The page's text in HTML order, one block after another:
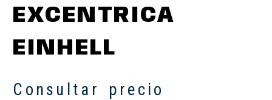
EXCENTRICA
EINHELL
Consultar precio